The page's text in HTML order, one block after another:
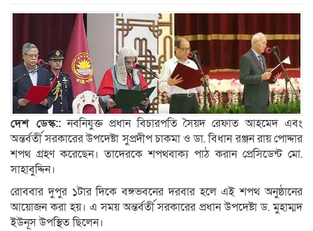
দেশ ডেস্ক::নবনিযুক্ত প্রধান বিচারপতি সৈয়দ রেফাত আহমেদ এবং
অন্তর্বর্তী সরকারের উপদেষ্টা সুপ্রদীপ চাকমা ও ডা. বিধান রঞ্জন রায় পোদ্দার
শপথ গ্রহণ করেছেন। তাদেরকে শপথবাক্য পাঠ করান প্রেসিডেন্ট মো.
সাহাবুদ্দিন।
রোববার দুপুর ১টার দিকে বঙ্গভবনের দরবার হলে এই শপথ অনুষ্ঠানের
আয়োজন করা হয়। এ সময় অন্তর্বর্তী সরকারের প্রধান উপদেষ্টা ড. মুহাম্মদ
ইউনূস উপস্থিত ছিলেন।